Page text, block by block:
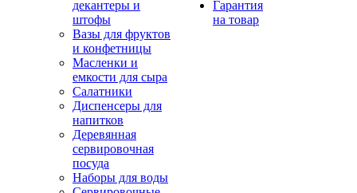
декантеры и
штофы
Вазы для фруктов
и конфетницы
Масленки и
емкости для сыра
Салатники
Диспенсеры для
напитков
Деревянная
сервировочная
посуда
Наборы для воды
Гарантия
на товар